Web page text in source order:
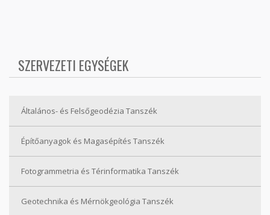
SZERVEZETI EGYSÉGEK
Általános- és Felsőgeodézia Tanszék
Építőanyagok és Magasépítés Tanszék
Fotogrammetria és Térinformatika Tanszék
Geotechnika és Mérnökgeológia Tanszék